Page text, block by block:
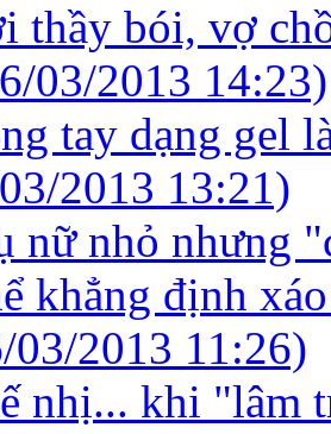
thầy bói, vợ
03/2013 14:23)
tay dạng gel
2013 13:21)
nữ nhỏ nhưng
khẳng định
03/2013 11:26)
nhị... khi